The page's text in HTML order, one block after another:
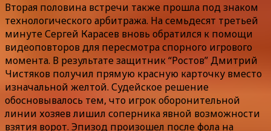
Вторая половина встречи также прошла под знаком
технологического арбитража. На семьдесят третьей
минуте Сергей Карасев вновь обратился к помощи
видеоповторов для пересмотра спорного игрового
момента. В результате защитник “Ростов” Дмитрий
Чистяков получил прямую красную карточку вместо
изначальной желтой. Судейское решение
обосновывалось тем, что игрок оборонительной
линии хозяев лишил соперника явной возможности
взятия ворот. Эпизод произошел после фола на